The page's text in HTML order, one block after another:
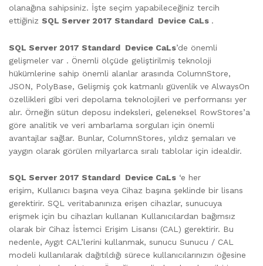
olanağına sahipsiniz. İşte seçim yapabileceğiniz tercih
ettiğiniz SQL Server 2017 Standard Device CaLs .
SQL Server 2017 Standard Device CaLs’de önemli
gelişmeler var . Önemli ölçüde geliştirilmiş teknoloji
hükümlerine sahip önemli alanlar arasında ColumnStore,
JSON, PolyBase, Gelişmiş çok katmanlı güvenlik ve AlwaysOn
özellikleri gibi veri depolama teknolojileri ve performansı yer
alır. Örneğin sütun deposu indeksleri, geleneksel RowStores’a
göre analitik ve veri ambarlama sorguları için önemli
avantajlar sağlar. Bunlar, ColumnStores, yıldız şemaları ve
yaygın olarak görülen milyarlarca sıralı tablolar için idealdir.
SQL Server 2017 Standard Device CaLs ‘e her
erişim, Kullanıcı başına veya Cihaz başına şeklinde bir lisans
gerektirir. SQL veritabanınıza erişen cihazlar, sunucuya
erişmek için bu cihazları kullanan Kullanıcılardan bağımsız
olarak bir Cihaz İstemci Erişim Lisansı (CAL) gerektirir. Bu
nedenle, Aygıt CAL’lerini kullanmak, sunucu Sunucu / CAL
modeli kullanılarak dağıtıldığı sürece kullanıcılarınızın öğesine